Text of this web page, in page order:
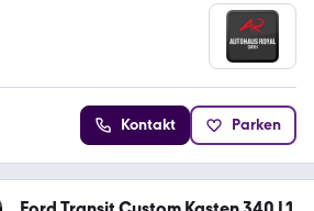
Kontakt Parken